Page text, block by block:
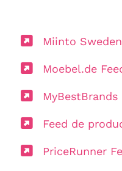
Miinto
Moebel.de
MyBestBrands
Feed de
PriceRunner